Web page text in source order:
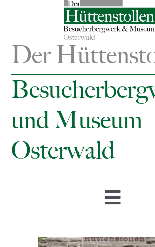
Der
und Museum
Osterwald
Toggle